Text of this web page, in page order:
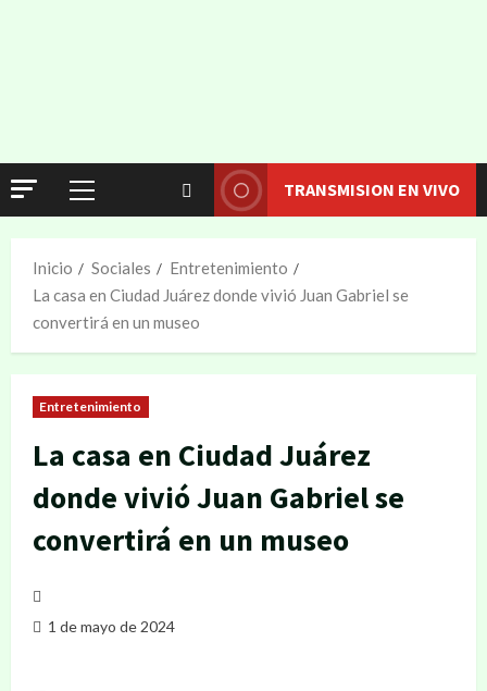
TRANSMISION EN VIVO
Inicio Sociales
Entretenimiento
La casa en Ciudad Juárez donde vivió Juan Gabriel se
convertirá en un museo
Entretenimiento
La casa en Ciudad Juárez
donde vivió Juan Gabriel se
convertirá en un museo
1 de mayo de 2024